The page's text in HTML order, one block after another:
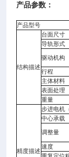
产品参数：
产品型号
结构描述
台面尺寸
导轨形式
驱动机构
行程
主体材料
表面处理
重量
精度描述
步进电机
中心承载
调整量
速度